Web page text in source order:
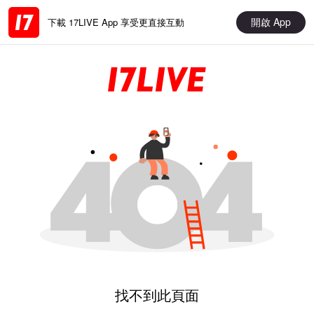
下載 17LIVE App 享受更直接互動 開啟 App
找不到此頁面